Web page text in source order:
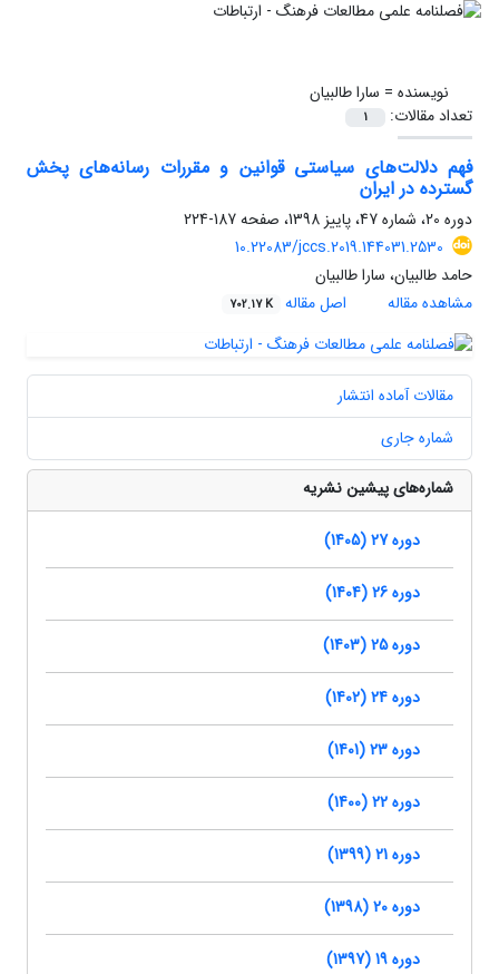
نویسنده = سارا طالبیان
تعداد مقالات:
1
فهم دلالت‌های سیاستی قوانین و مقررات رسانه‌های پخش
گسترده در ایران
دوره 20، شماره 47، پاییز 1398، صفحه
187-224
10.22083/jccs.2019.144031.2530
حامد طالبیان، سارا طالبیان
مشاهده مقاله
اصل مقاله 702.17 K
مقالات آماده انتشار
شماره جاری
شماره‌های پیشین نشریه
دوره 27 (1405)
دوره 26 (1404)
دوره 25 (1403)
دوره 24 (1402)
دوره 23 (1401)
دوره 22 (1400)
دوره 21 (1399)
دوره 20 (1398)
دوره 19 (1397)